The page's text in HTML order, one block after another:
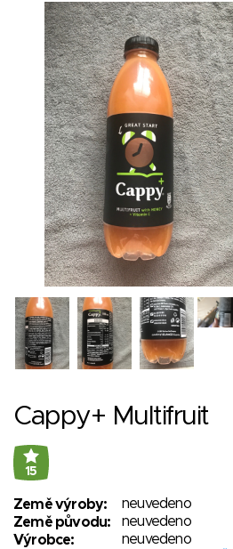
Cappy+ Multifruit
15
Země výroby:
neuvedeno
Země původu:
neuvedeno
Výrobce:
neuvedeno